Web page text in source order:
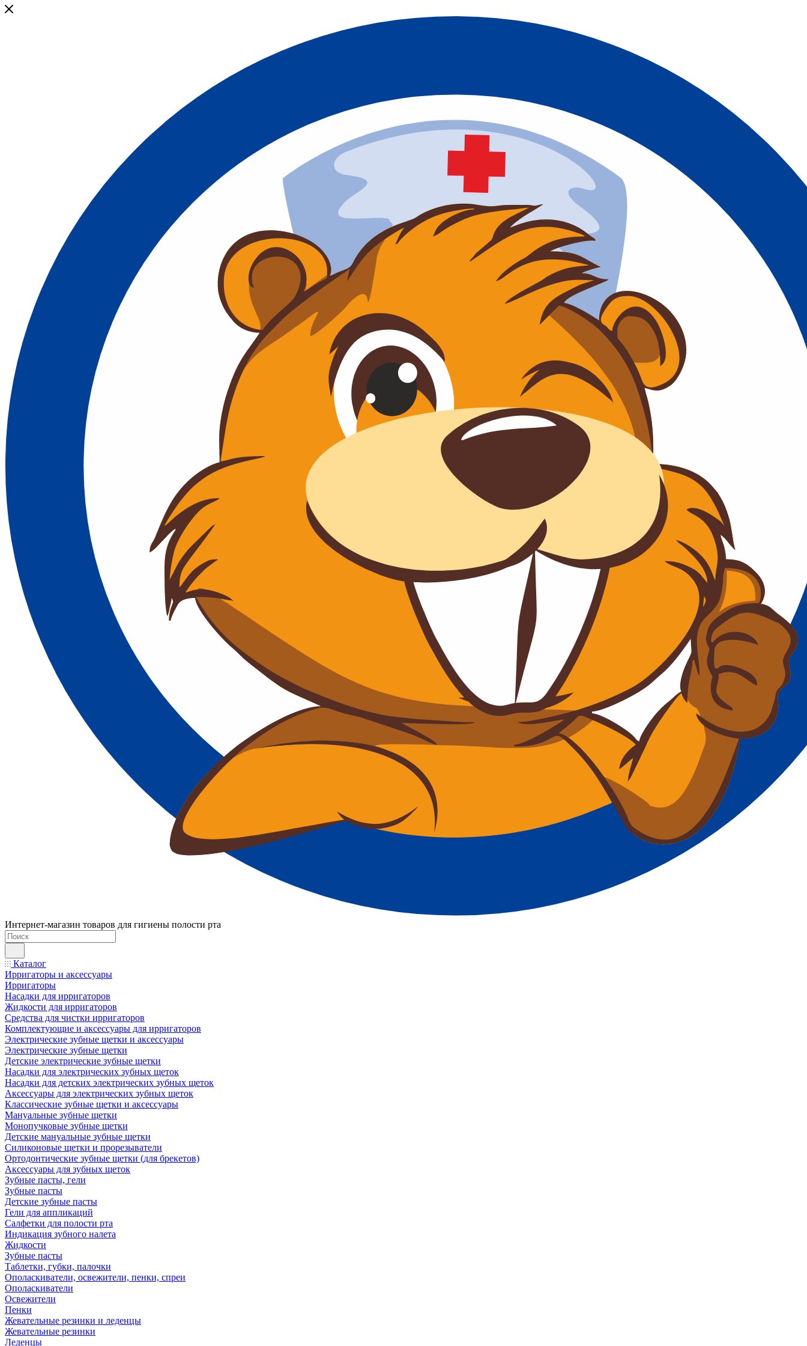
Интернет-магазин товаров для гигиены полости рта
Каталог
Ирригаторы и аксессуары
Ирригаторы
Насадки для ирригаторов
Жидкости для ирригаторов
Средства для чистки ирригаторов
Комплектующие и аксессуары для ирригаторов
Электрические зубные щетки и аксессуары
Электрические зубные щетки
Детские электрические зубные щетки
Насадки для электрических зубных щеток
Насадки для детских электрических зубных щеток
Аксессуары для электрических зубных щеток
Классические зубные щетки и аксессуары
Мануальные зубные щетки
Монопучковые зубные щетки
Детские мануальные зубные щетки
Силиконовые щетки и прорезыватели
Ортодонтические зубные щетки (для брекетов)
Аксессуары для зубных щеток
Зубные пасты, гели
Зубные пасты
Детские зубные пасты
Гели для аппликаций
Салфетки для полости рта
Индикация зубного налета
Жидкости
Зубные пасты
Таблетки, губки, палочки
Ополаскиватели, освежители, пенки, спреи
Ополаскиватели
Освежители
Пенки
Жевательные резинки и леденцы
Жевательные резинки
Леденцы